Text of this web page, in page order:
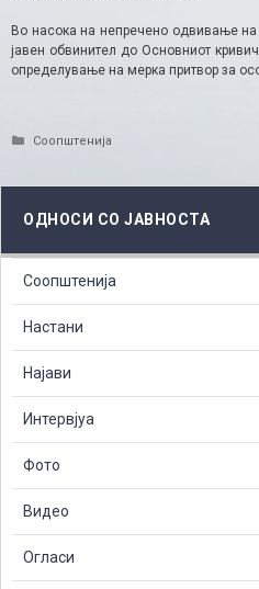
Во насока на непречено одвивање
јавен обвинител до Основниот
определување на мерка притвор за
Categories
Соопштенија
ОДНОСИ СО ЈАВНОСТА
Соопштенија
Настани
Најави
Интервјуа
Фото
Видео
Огласи